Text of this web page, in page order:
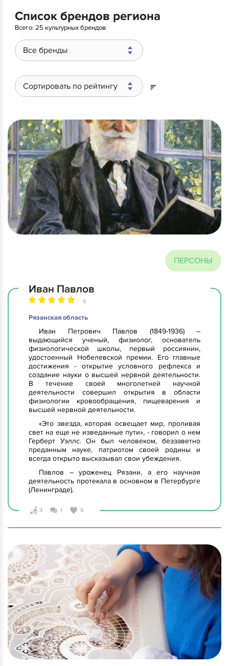
Список брендов региона
Всего:25 культурных брендов
Все бренды
Сортировать по рейтингу
ПЕРСОНЫ
Иван Павлов
5
Рязанская область
Иван Петрович Павлов (1849-1936) –
выдающийся ученый, физиолог, основатель
физиологической школы, первый россиянин,
удостоенный Нобелевской премии. Его главные
достижения - открытие условного рефлекса и
создание науки о высшей нервной деятельности.
В течение своей многолетней научной
деятельности совершил открытия в области
физиологии кровообращения, пищеварения и
высшей нервной деятельности.
«Это звезда, которая освещает мир, проливая
свет на еще не изведанные пути», - говорил о нем
Герберт Уэллс. Он был человеком, беззаветно
преданным науке, патриотом своей родины и
всегда открыто высказывал свои убеждения.
Павлов – уроженец Рязани, а его научная
деятельность протекала в основном в Петербурге
(Ленинграде).
3 1 5